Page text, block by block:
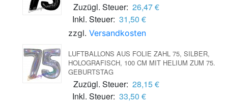
Zuzügl. Steuer: 26,47 €
Inkl. Steuer: 31,50 €
zzgl. Versandkosten
LUFTBALLONS AUS FOLIE ZAHL 75, SILBER,
HOLOGRAFISCH, 100 CM MIT HELIUM ZUM 75.
GEBURTSTAG
Zuzügl. Steuer: 28,15 €
Inkl. Steuer: 33,50 €